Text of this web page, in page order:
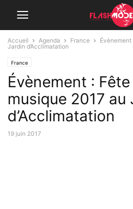
Accueil Agenda France
Jardin d’Acclimatation
France
Évènement :
musique 2017 au
d’Acclimatation
19 juin 2017